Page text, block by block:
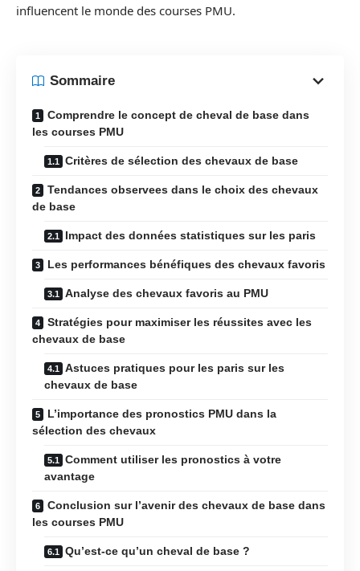
influencent le monde des courses PMU.
Sommaire
Comprendre le concept de cheval de base dans
les courses PMU
Critères de sélection des chevaux de base
Tendances observees dans le choix des chevaux
de base
Impact des données statistiques sur les paris
Les performances bénéfiques des chevaux favoris
Analyse des chevaux favoris au PMU
Stratégies pour maximiser les réussites avec les
chevaux de base
Astuces pratiques pour les paris sur les
chevaux de base
L’importance des pronostics PMU dans la
sélection des chevaux
Comment utiliser les pronostics à votre
avantage
Conclusion sur l’avenir des chevaux de base dans
les courses PMU
Qu’est-ce qu’un cheval de base ?